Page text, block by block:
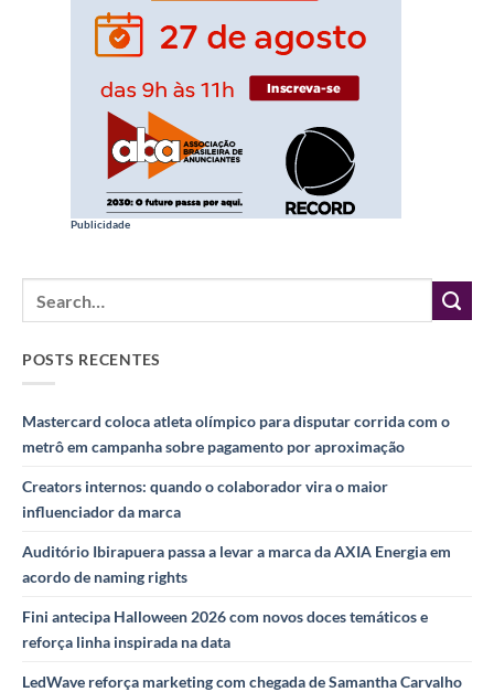
Publicidade
POSTS RECENTES
Mastercard coloca atleta olímpico para disputar corrida com o
metrô em campanha sobre pagamento por aproximação
Creators internos: quando o colaborador vira o maior
influenciador da marca
Auditório Ibirapuera passa a levar a marca da AXIA Energia em
acordo de naming rights
Fini antecipa Halloween 2026 com novos doces temáticos e
reforça linha inspirada na data
LedWave reforça marketing com chegada de Samantha Carvalho